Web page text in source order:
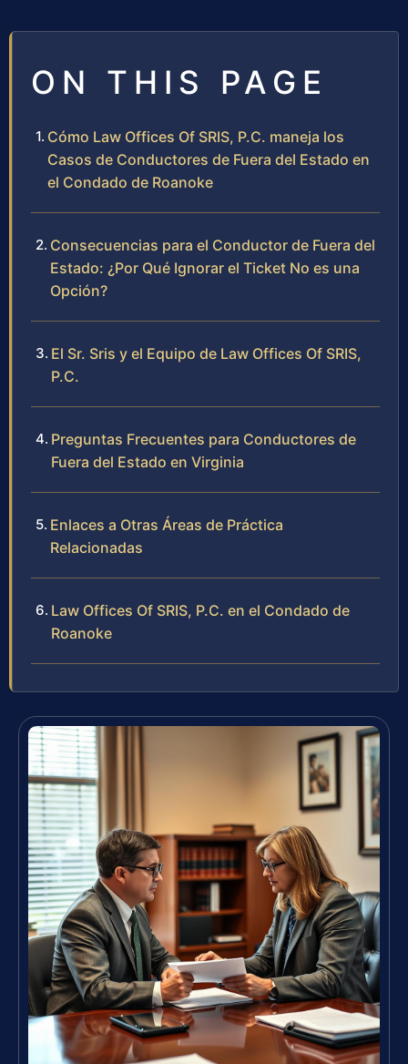
ON THIS PAGE
Cómo Law Offices Of SRIS, P.C. maneja los
Casos de Conductores de Fuera del Estado en
el Condado de Roanoke
Consecuencias para el Conductor de Fuera del
Estado: ¿Por Qué Ignorar el Ticket No es una
Opción?
El Sr. Sris y el Equipo de Law Offices Of SRIS,
P.C.
Preguntas Frecuentes para Conductores de
Fuera del Estado en Virginia
Enlaces a Otras Áreas de Práctica
Relacionadas
Law Offices Of SRIS, P.C. en el Condado de
Roanoke